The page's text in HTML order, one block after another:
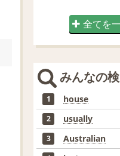
全てを
みんなの
1 house
2 usually
3 Australian